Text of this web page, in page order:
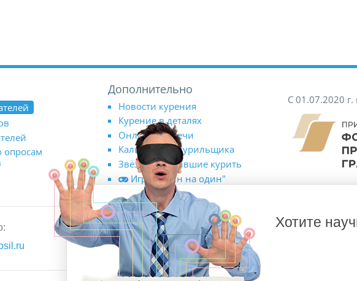
опросам
Дополнительно
Новости курения
Курение в деталях
Онлайн-встречи
Калькулятор курильщика
Звёзды, бросившие курить
Игра "Один на один"
С 01.07.2020 г.
Официальные группы в соцсетях:
ВКонтакте Youtube-канал
Хотите